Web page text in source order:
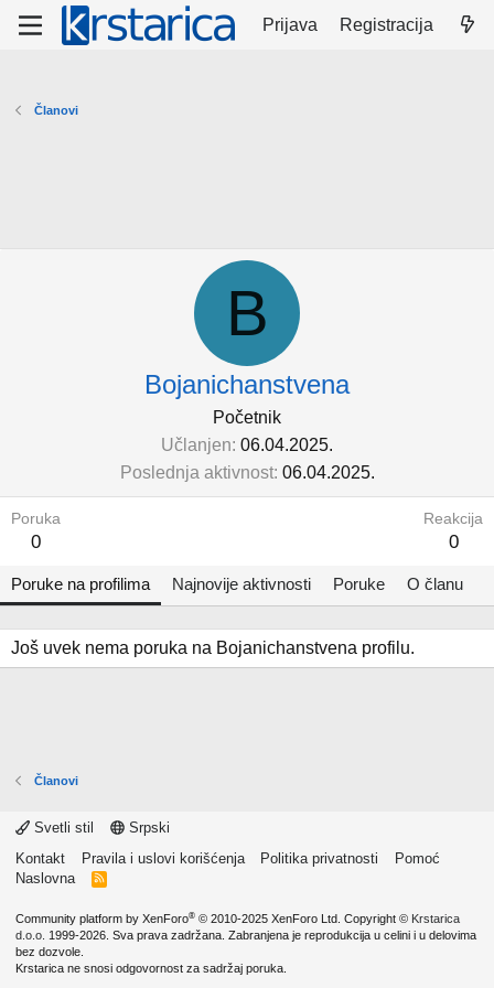
Prijava Registracija
Članovi
B
Bojanichanstvena
Početnik
Učlanjen 06.04.2025.
Poslednja aktivnost 06.04.2025.
Poruka
0
Reakcija
0
Poruke na profilima Najnovije aktivnosti Poruke O članu
Još uvek nema poruka na Bojanichanstvena profilu.
Članovi
Svetli stil
Srpski
Kontakt
Pravila i uslovi korišćenja Politika privatnosti
Pomoć
Naslovna
R
Community platform by XenForo® © 2010-2025 XenForo Ltd. Copyright © Krstarica
d.o.o. 1999-2026. Sva prava zadržana. Zabranjena je reprodukcija u celini i u delovima
bez dozvole.
Krstarica ne snosi odgovornost za sadržaj poruka.